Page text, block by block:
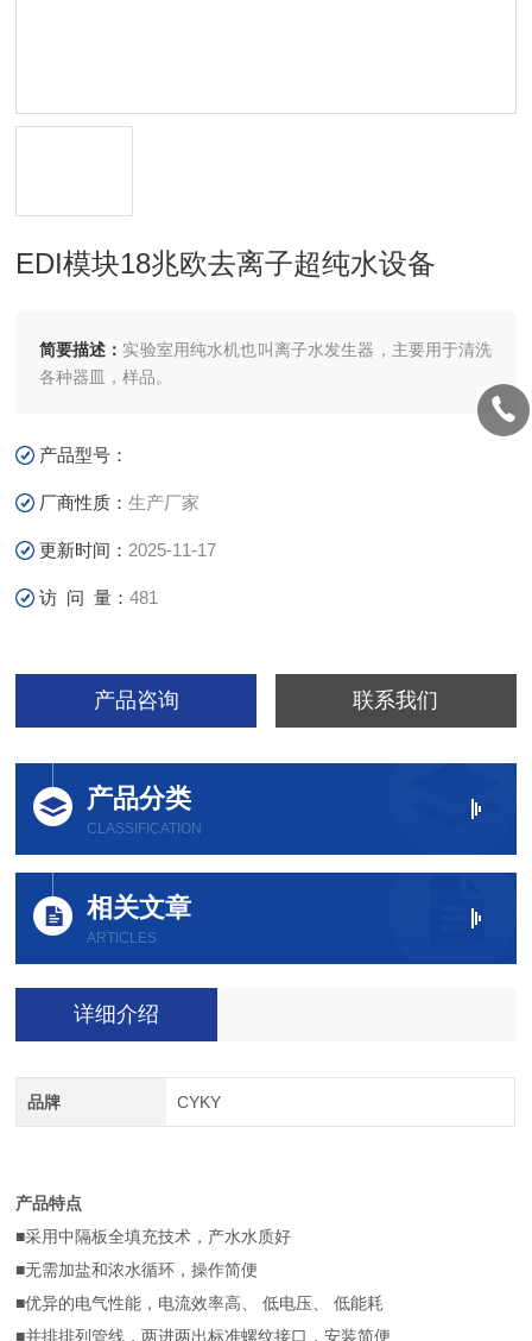
EDI模块18兆欧去离子超纯水设备
简要描述： 实验室用纯水机也叫离子水发生器，主要用于清洗
各种器皿，样品。
产品型号：
厂商性质：生产厂家
更新时间： 2025-11-17
访 问 量：481
产品咨询 联系我们
产品分类
CLASSIFICATION
相关文章
ARTICLES
详细介绍
品牌 CYKY
产品特点
■采用中隔板全填充技术，产水水质好
■无需加盐和浓水循环，操作简便
■优异的电气性能，电流效率高、 低电压、 低能耗
■并排排列管线，两进两出标准螺纹接口，安装简便